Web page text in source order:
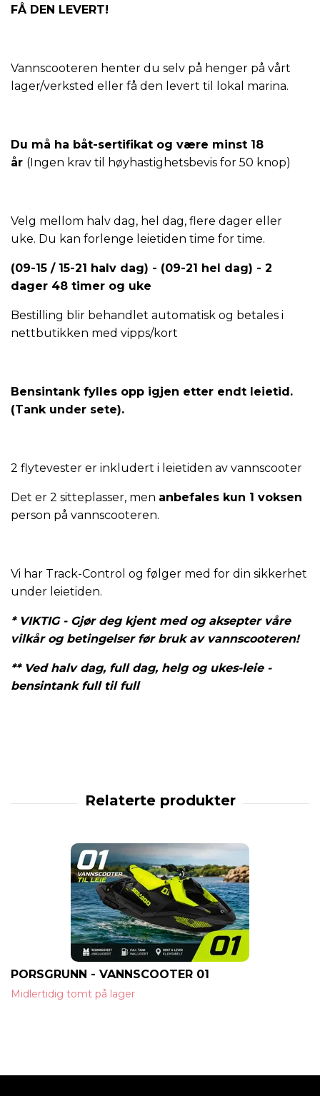
FÅ DEN LEVERT!
Vannscooteren henter du selv på henger på vårt
lager/verksted eller få den levert til lokal marina.
Du må ha båt-sertifikat og være minst 18
år (Ingen krav til høyhastighetsbevis for 50 knop)
Velg mellom halv dag, hel dag, flere dager eller
uke. Du kan forlenge leietiden time for time.
(09-15 / 15-21 halv dag) - (09-21 hel dag) - 2
dager 48 timer og uke
Bestilling blir behandlet automatisk og betales i
nettbutikken med vipps/kort
Bensintank fylles opp igjen etter endt leietid.
(Tank under sete).
2 flytevester er inkludert i leietiden av vannscooter
Det er 2 sitteplasser, men anbefales kun 1 voksen
person på vannscooteren.
Vi har Track-Control og følger med for din sikkerhet
under leietiden.
* VIKTIG - Gjør deg kjent med og aksepter våre
vilkår og betingelser før bruk av vannscooteren!
** Ved halv dag, full dag, helg og ukes-leie -
bensintank full til full
PORSGRUNN - VANNSCOOTER 01
Midlertidig tomt på lager